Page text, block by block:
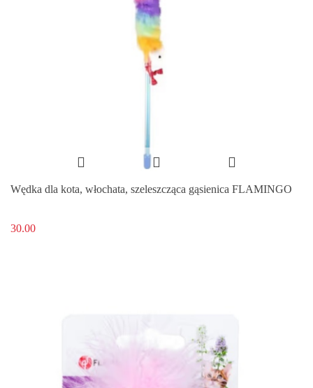
Wędka dla kota, włochata, szeleszcząca gąsienica FLAMINGO
30.00